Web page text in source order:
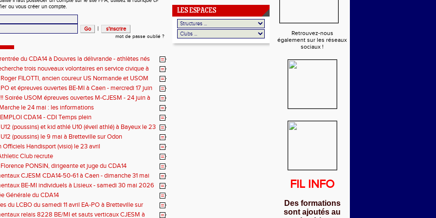
ou vous créer un compte.
|
mot de passe oublié ?
du CDA14 à Douvres la délivrande - athlètes nés
2013
trois nouveaux volontaires en service civique à
septembre 2026
FILOTTI, ancien coureur US Normande et USOM
et épreuves ouvertes BE-MI à Caen - mercredi 17 juin
Soirée USOM épreuves ouvertes M-CJESM - 24 juin à
(Lafond)le 24 mai : les informations
CDA14 - CDI Temps plein
(poussins) et kid athlé U10 (éveil athlé) à Bayeux le 23
(poussins) le 9 mai à Bretteville sur Odon
Officiels Handisport (visio) le 23 avril
Club recrute
PONSIN, dirigeante et juge du CDA14
CJESM CDA14-50-61 à Caen - dimanche 31 mai
BE-MI individuels à Lisieux - samedi 30 mai 2026
Générale du CDA14
du LCBO du samedi 11 avril EA-PO à Bretteville sur
relais 8228 BE/MI et sauts verticaux CJESM à
LES ESPACES
Retrouvez-nous
également sur les réseaux
sociaux !
FIL INFO
Des formations
sont ajoutés au